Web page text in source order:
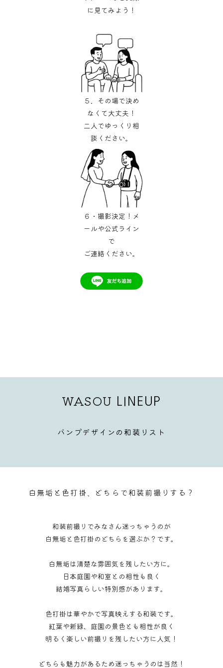
に見てみよう！
５．その場で決め
なくて大丈夫！
二人でゆっくり相
談ください。
６・撮影決定！メ
ールや公式ライン
で
ご連絡ください。
WASOU LINEUP
バンプデザインの和装リスト
白無垢と色打掛、どちらで和装前撮りする？
和装前撮りでみなさん迷っちゃうのが
白無垢と色打掛のどちらを選ぶか？です。
白無垢は清楚な雰囲気を残したい方に。
日本庭園や和室との相性も良く
結婚写真らしい特別感があります。
色打掛は華やかで写真映えする和装です。
紅葉や新緑、庭園の景色とも相性が良く
明るく楽しい前撮りを残したい方に人気！
どちらも魅力があるため迷っちゃうのは当然！